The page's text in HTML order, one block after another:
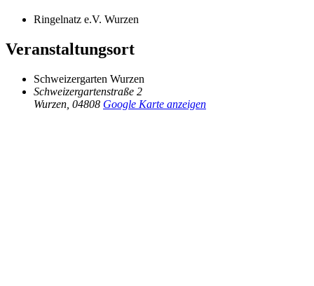
Ringelnatz e.V. Wurzen
Veranstaltungsort
Schweizergarten Wurzen
Schweizergartenstraße 2
Wurzen 04808 Google Karte anzeigen